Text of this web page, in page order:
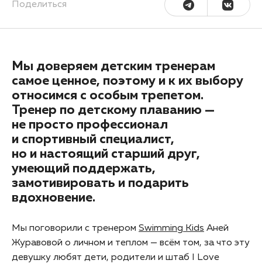
Поделиться
Мы доверяем детским тренерам
самое ценное, поэтому и к их выбору
относимся с особым трепетом.
Тренер по детскому плаванию —
не просто профессионал
и спортивный специалист,
но и настоящий старший друг,
умеющий поддержать,
замотивировать и подарить
вдохновение.
Мы поговорили с тренером Swimming Kids Аней
Журавовой о личном и теплом — всём том, за что эту
девушку любят дети, родители и штаб I Love